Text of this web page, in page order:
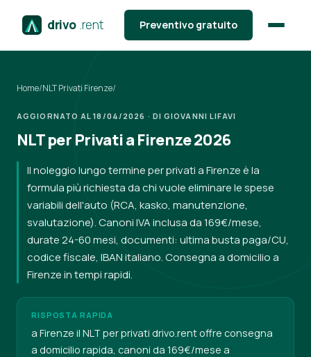
drivo .rent Preventivo gratuito
Home/NLT Privati Firenze/
AGGIORNATO AL 18/04/2026 · DI GIOVANNI LIFAVI
NLT per Privati a Firenze 2026
Il noleggio lungo termine per privati a Firenze è la
formula più richiesta da chi vuole eliminare le spese
variabili dell'auto (RCA, kasko, manutenzione,
svalutazione). Canoni IVA inclusa da 169€/mese,
durate 24-60 mesi, documenti: ultima busta paga/CU,
codice fiscale, IBAN italiano. Consegna a domicilio a
Firenze in tempi rapidi.
RISPOSTA RAPIDA
a Firenze il NLT per privati drivo.rent offre consegna
a domicilio rapida, canoni da 169€/mese a